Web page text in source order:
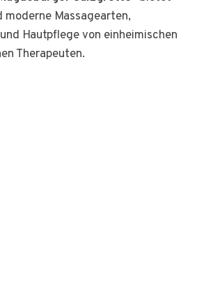
Massagearten,
Hautpflege von einheimischen
Therapeuten.